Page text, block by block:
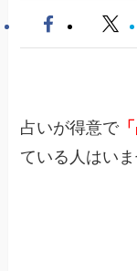
占いが得意で
ている人はいま